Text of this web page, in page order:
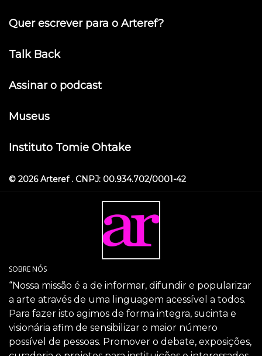
Quer escrever para o Arteref?
Talk Back
Assinar o podcast
Museus
Instituto Tomie Ohtake
© 2026 Arteref . CNPJ: 00.934.702/0001-42
SOBRE NÓS
“Nossa missão é a de informar, difundir e popularizar
a arte através de uma linguagem acessível a todos.
Para fazer isto agimos de forma integra, sucinta e
visionária afim de sensibilizar o maior número
possível de pessoas. Promover o debate, exposições,